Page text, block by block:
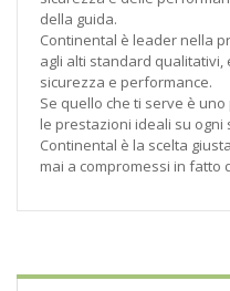
della guida.
Continental è leader nella
agli alti standard qualitativi,
sicurezza e performance.
Se quello che ti serve è
le prestazioni ideali su
Continental è la scelta
mai a compromessi in fatto